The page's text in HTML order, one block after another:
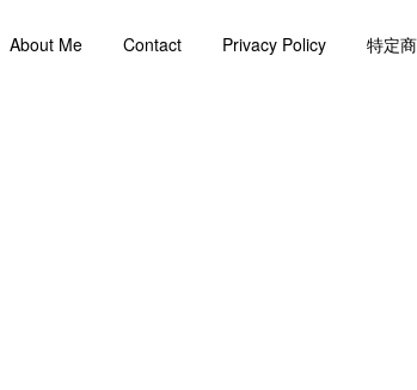
About Me Contact Privacy Policy 特定